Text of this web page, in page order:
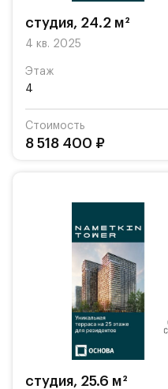
студия, 24.2 м²
4 кв. 2025
Этаж
4
Стоимость
8 518 400 ₽
студия, 25.6 м²